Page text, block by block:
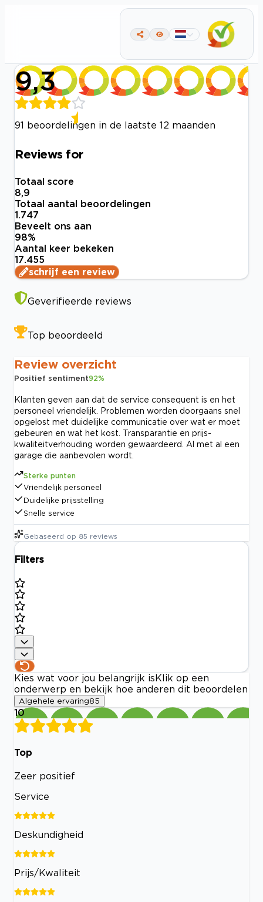
9,3
91 beoordelingen in de laatste 12 maanden
Reviews for
Totaal score
8,9
Totaal aantal beoordelingen
1.747
Beveelt ons aan
98%
Aantal keer bekeken
17.455
schrijf een review
Geverifieerde reviews
Top beoordeeld
Review overzicht
Positief sentiment92%
Klanten geven aan dat de service consequent is en het
personeel vriendelijk. Problemen worden doorgaans snel
opgelost met duidelijke communicatie over wat er moet
gebeuren en wat het kost. Transparantie en prijs-
kwaliteitverhouding worden gewaardeerd. Al met al een
garage die aanbevolen wordt.
Sterke punten
Vriendelijk personeel
Duidelijke prijsstelling
Snelle service
Gebaseerd op 85 reviews
Filters
Kies wat voor jou belangrijk is Klik op een
onderwerp en bekijk hoe anderen dit beoordelen
Algehele ervaring85
10
Top
Zeer positief
Service
Deskundigheid
Prijs/Kwaliteit